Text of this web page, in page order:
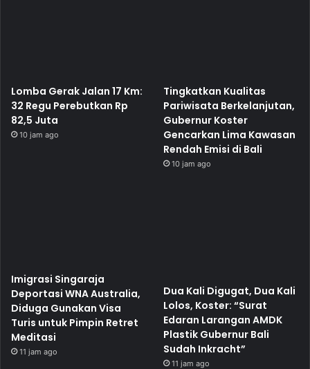
Lomba Gerak Jalan 17 Km:
32 Regu Perebutkan Rp
82,5 Juta
10 jam ago
Tingkatkan Kualitas
Pariwisata Berkelanjutan,
Gubernur Koster
Gencarkan Lima Kawasan
Rendah Emisi di Bali
10 jam ago
Imigrasi Singaraja
Deportasi WNA Australia,
Diduga Gunakan Visa
Turis untuk Pimpin Retret
Meditasi
11 jam ago
Dua Kali Digugat, Dua Kali
Lolos, Koster: “Surat
Edaran Larangan AMDK
Plastik Gubernur Bali
Sudah Inkracht”
11 jam ago